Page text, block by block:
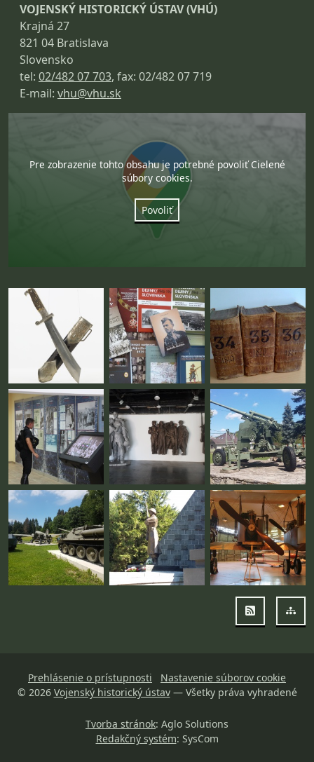
VOJENSKÝ HISTORICKÝ ÚSTAV (VHÚ)
Krajná 27
821 04 Bratislava
Slovensko
tel: 02/482 07 703, fax: 02/482 07 719
E-mail: vhu@vhu.sk
Pre zobrazenie tohto obsahu je potrebné povoliť Cielené
súbory cookies.
Povoliť
Fotogaléria
RSS
Prehlásenie o prístupnosti
Nastavenie súborov cookie
© 2026 Vojenský historický ústav— Všetky práva vyhradené
Tvorba stránok: Aglo Solutions
Redakčný systém: SysCom